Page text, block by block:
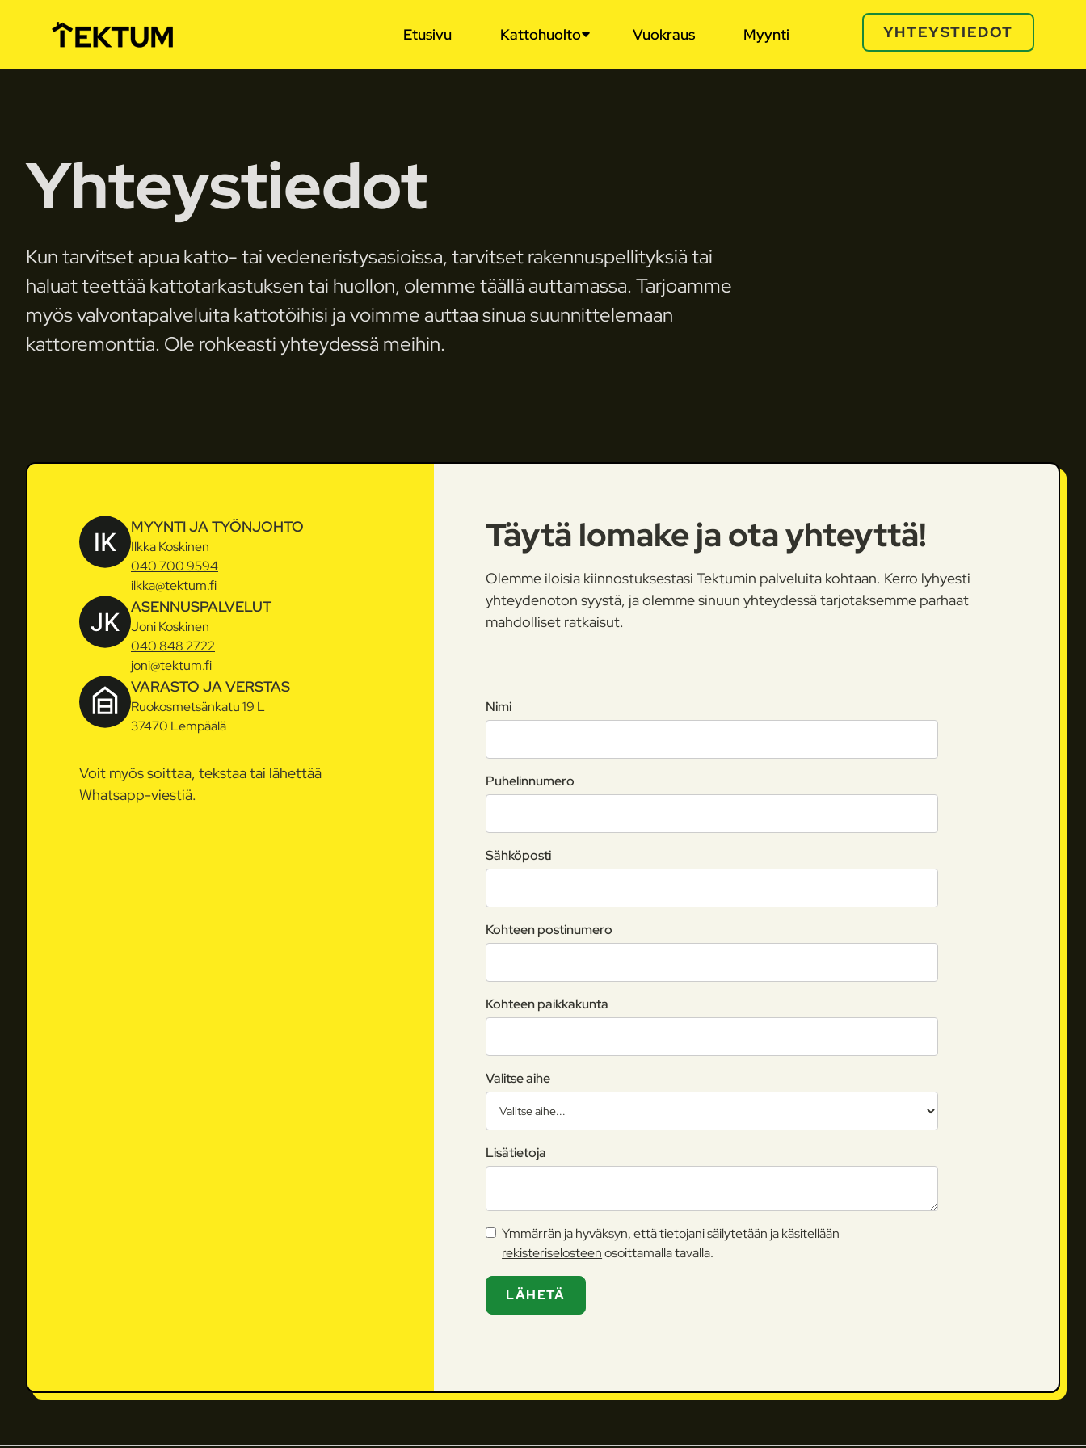
Etusivu Kattohuolto Vuokraus Myynti YHTEYSTIEDOT
Yhteystiedot
Kun tarvitset apua katto- tai vedeneristysasioissa, tarvitset rakennuspellityksiä tai
haluat teettää kattotarkastuksen tai huollon, olemme täällä auttamassa. Tarjoamme
myös valvontapalveluita kattotöihisi ja voimme auttaa sinua suunnittelemaan
kattoremonttia. Ole rohkeasti yhteydessä meihin.
MYYNTI JA TYÖNJOHTO
Ilkka Koskinen
040 700 9594
ilkka@tektum.fi
ASENNUSPALVELUT
Joni Koskinen
040 848 2722
joni@tektum.fi
VARASTO JA VERSTAS
Ruokosmetsänkatu 19 L
37470 Lempäälä
Voit myös soittaa, tekstaa tai lähettää
Whatsapp-viestiä.
Täytä lomake ja ota yhteyttä!
Olemme iloisia kiinnostuksestasi Tektumin palveluita kohtaan. Kerro lyhyesti
yhteydenoton syystä, ja olemme sinuun yhteydessä tarjotaksemme parhaat
mahdolliset ratkaisut.
Nimi
Puhelinnumero
Sähköposti
Kohteen postinumero
Kohteen paikkakunta
Valitse aihe
Lisätietoja
Ymmärrän ja hyväksyn, että tietojani säilytetään ja käsitellään
rekisteriselosteenosoittamalla tavalla.